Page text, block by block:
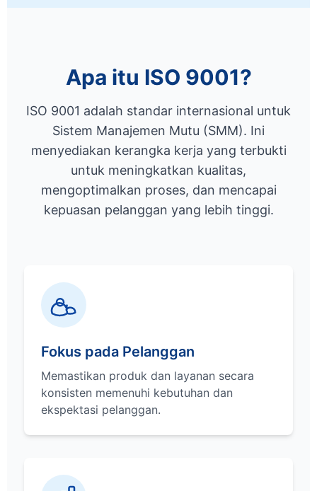
Apa itu ISO 9001?
ISO 9001 adalah standar internasional untuk
Sistem Manajemen Mutu (SMM). Ini
menyediakan kerangka kerja yang terbukti
untuk meningkatkan kualitas,
mengoptimalkan proses, dan mencapai
kepuasan pelanggan yang lebih tinggi.
Fokus pada Pelanggan
Memastikan produk dan layanan secara
konsisten memenuhi kebutuhan dan
ekspektasi pelanggan.